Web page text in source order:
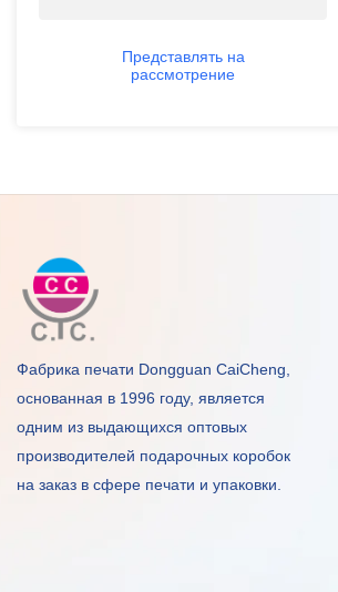
Представлять на
рассмотрение
Фабрика печати Dongguan CaiCheng,
основанная в 1996 году, является
одним из выдающихся оптовых
производителей подарочных коробок
на заказ в сфере печати и упаковки.